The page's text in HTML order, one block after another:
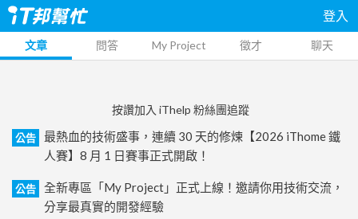
登入
文章 問答 My Project 徵才 聊天
按讚加入 iThelp 粉絲團追蹤
公告
最熱血的技術盛事，連續 30 天的修煉【2026 iThome 鐵
人賽】8 月 1 日賽事正式開啟！
公告
全新專區「My Project」正式上線！邀請你用技術交流，
分享最真實的開發經驗